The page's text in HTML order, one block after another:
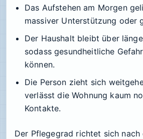
Das Aufstehen am Morgen
massiver Unterstützung oder
Der Haushalt bleibt über
sodass gesundheitliche
können.
Die Person zieht sich
verlässt die Wohnung kaum
Kontakte.
Der Pflegegrad richtet sich